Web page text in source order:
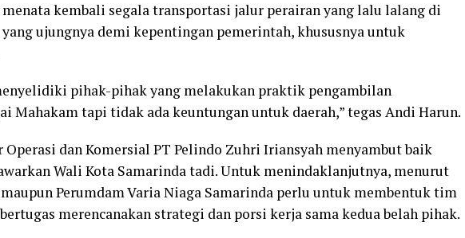
kembali segala transportasi jalur perairan yang lalu lalang di
ujungnya demi kepentingan pemerintah, khususnya untuk
pihak-pihak yang melakukan praktik pengambilan
Mahakam tapi tidak ada keuntungan untuk daerah,” tegas Andi Harun.
dan Komersial PT Pelindo Zuhri Iriansyah menyambut baik
Wali Kota Samarinda tadi. Untuk menindaklanjutnya, menurut
Perumdam Varia Niaga Samarinda perlu untuk membentuk tim
merencanakan strategi dan porsi kerja sama kedua belah pihak.